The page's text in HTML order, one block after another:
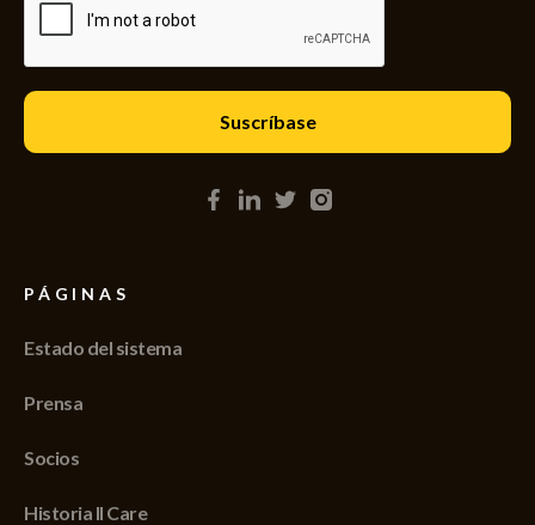
PÁGINAS
Estado del sistema
Prensa
Socios
Historia II Care